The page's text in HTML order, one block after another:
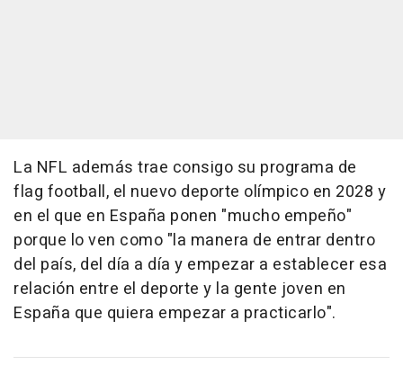
La NFL además trae consigo su programa de
flag football, el nuevo deporte olímpico en 2028 y
en el que en España ponen "mucho empeño"
porque lo ven como "la manera de entrar dentro
del país, del día a día y empezar a establecer esa
relación entre el deporte y la gente joven en
España que quiera empezar a practicarlo".